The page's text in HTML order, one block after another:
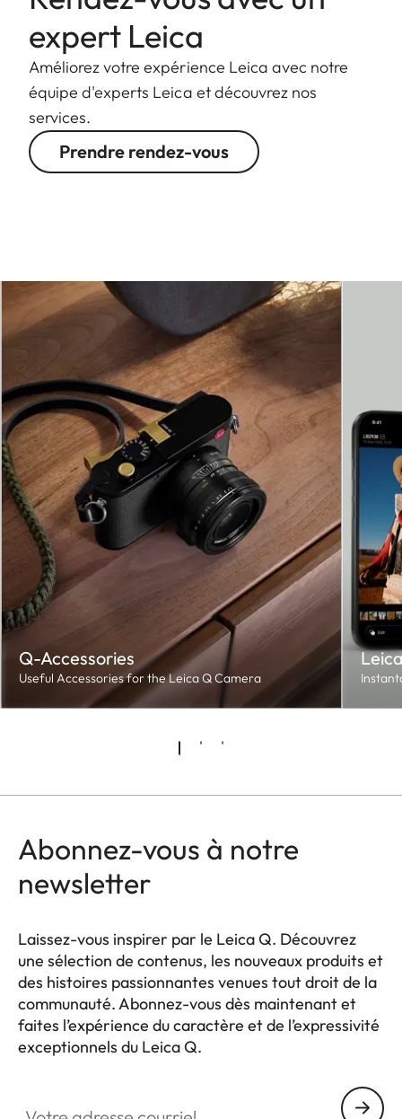
expert Leica
Améliorez votre expérience Leica avec notre
équipe d'experts Leica et découvrez nos
services.
Prendre rendez-vous
Q-Accessories
Useful Accessories for the Leica Q Camera
Abonnez-vous à notre
newsletter
Laissez-vous inspirer par le Leica Q. Découvrez
une sélection de contenus, les nouveaux produits et
des histoires passionnantes venues tout droit de la
communauté. Abonnez-vous dès maintenant et
faites l’expérience du caractère et de l’expressivité
exceptionnels du Leica Q.